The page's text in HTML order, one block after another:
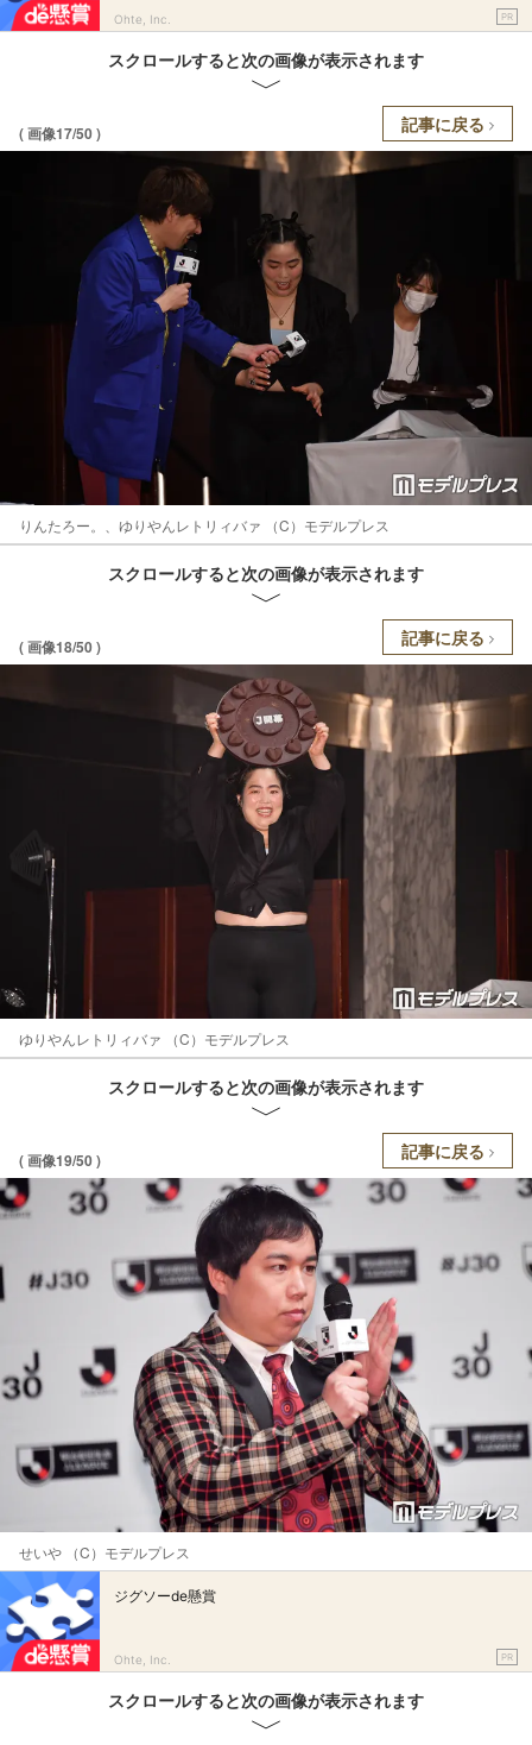
Ohte, Inc. PR
スクロールすると次の画像が表示されます
( 画像17/50 ) 記事に戻る
りんたろー。、ゆりやんレトリィバァ （C）モデルプレス
スクロールすると次の画像が表示されます
( 画像18/50 ) 記事に戻る
ゆりやんレトリィバァ （C）モデルプレス
スクロールすると次の画像が表示されます
( 画像19/50 ) 記事に戻る
せいや （C）モデルプレス
ジグソーde懸賞
Ohte, Inc. PR
スクロールすると次の画像が表示されます